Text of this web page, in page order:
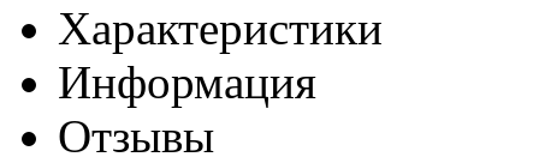
Характеристики
Информация
Отзывы